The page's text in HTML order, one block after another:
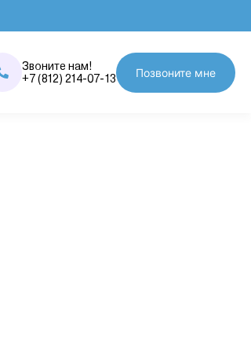
Звоните нам!
+7 (812) 214-07-13
Позвоните мне